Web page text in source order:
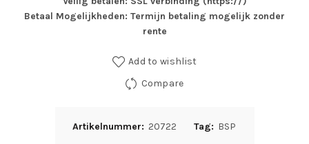
Betaal Mogelijkheden: Termijn betaling mogelijk zonder
rente
Add to wishlist
Compare
Artikelnummer: 20722 Tag: BSP